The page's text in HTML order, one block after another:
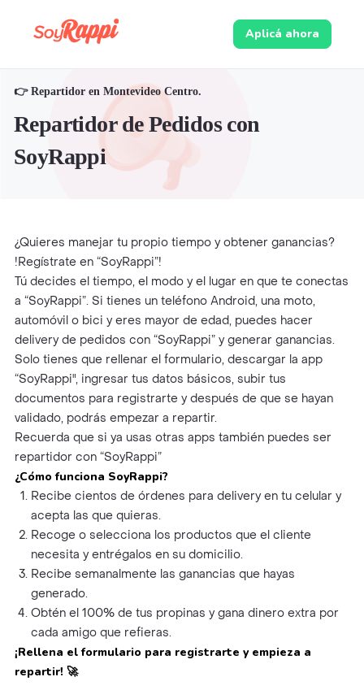
Aplicá ahora
👉 Repartidor en Montevideo Centro.
Repartidor de Pedidos con
SoyRappi
¿Quieres manejar tu propio tiempo y obtener ganancias?
!Regístrate en “SoyRappi”!
Tú decides el tiempo, el modo y el lugar en que te conectas
a “SoyRappi”. Si tienes un teléfono Android, una moto,
automóvil o bici y eres mayor de edad, puedes hacer
delivery de pedidos con “SoyRappi” y generar ganancias.
Solo tienes que rellenar el formulario, descargar la app
“SoyRappi", ingresar tus datos básicos, subir tus
documentos para registrarte y después de que se hayan
validado, podrás empezar a repartir.
Recuerda que si ya usas otras apps también puedes ser
repartidor con “SoyRappi”
¿Cómo funciona SoyRappi?
Recibe cientos de órdenes para delivery en tu celular y
acepta las que quieras.
Recoge o selecciona los productos que el cliente
necesita y entrégalos en su domicilio.
Recibe semanalmente las ganancias que hayas
generado.
Obtén el 100% de tus propinas y gana dinero extra por
cada amigo que refieras.
¡Rellena el formulario para registrarte y empieza a
repartir! 🚀